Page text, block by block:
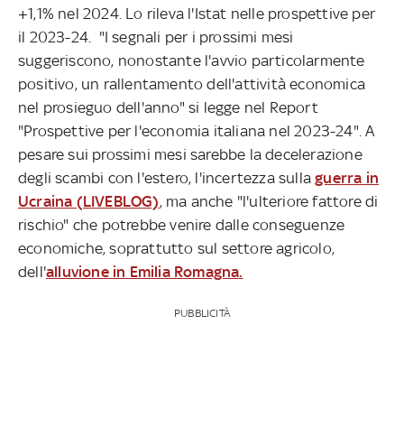
+1,1% nel 2024. Lo rileva l'Istat nelle prospettive per
il 2023-24. "I segnali per i prossimi mesi
suggeriscono, nonostante l'avvio particolarmente
positivo, un rallentamento dell'attività economica
nel prosieguo dell'anno" si legge nel Report
"Prospettive per l'economia italiana nel 2023-24". A
pesare sui prossimi mesi sarebbe la decelerazione
degli scambi con l'estero, l'incertezza sullaguerra in
Ucraina (LIVEBLOG), ma anche "l'ulteriore fattore di
rischio" che potrebbe venire dalle conseguenze
economiche, soprattutto sul settore agricolo,
dell'alluvione in Emilia Romagna.
PUBBLICITÀ